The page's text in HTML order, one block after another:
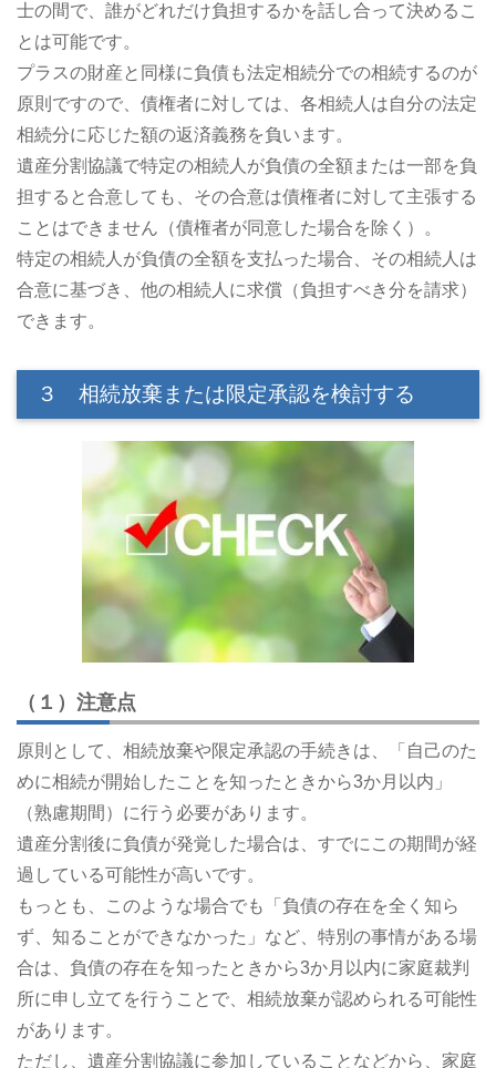
士の間で、誰がどれだけ負担するかを話し合って決めるこ
とは可能です。
プラスの財産と同様に負債も法定相続分での相続するのが
原則ですので、債権者に対しては、各相続人は自分の法定
相続分に応じた額の返済義務を負います。
遺産分割協議で特定の相続人が負債の全額または一部を負
担すると合意しても、その合意は債権者に対して主張する
ことはできません（債権者が同意した場合を除く）。
特定の相続人が負債の全額を支払った場合、その相続人は
合意に基づき、他の相続人に求償（負担すべき分を請求）
できます。
３ 相続放棄または限定承認を検討する
（１）注意点
原則として、相続放棄や限定承認の手続きは、「自己のた
めに相続が開始したことを知ったときから3か月以内」
（熟慮期間）に行う必要があります。
遺産分割後に負債が発覚した場合は、すでにこの期間が経
過している可能性が高いです。
もっとも、このような場合でも「負債の存在を全く知ら
ず、知ることができなかった」など、特別の事情がある場
合は、負債の存在を知ったときから3か月以内に家庭裁判
所に申し立てを行うことで、相続放棄が認められる可能性
があります。
ただし、遺産分割協議に参加していることなどから、家庭